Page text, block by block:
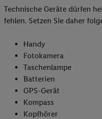
Technische Geräte dürfen
fehlen. Setzen Sie daher
Handy
Fotokamera
Taschenlampe
Batterien
GPS-Gerät
Kompass
Kopfhörer